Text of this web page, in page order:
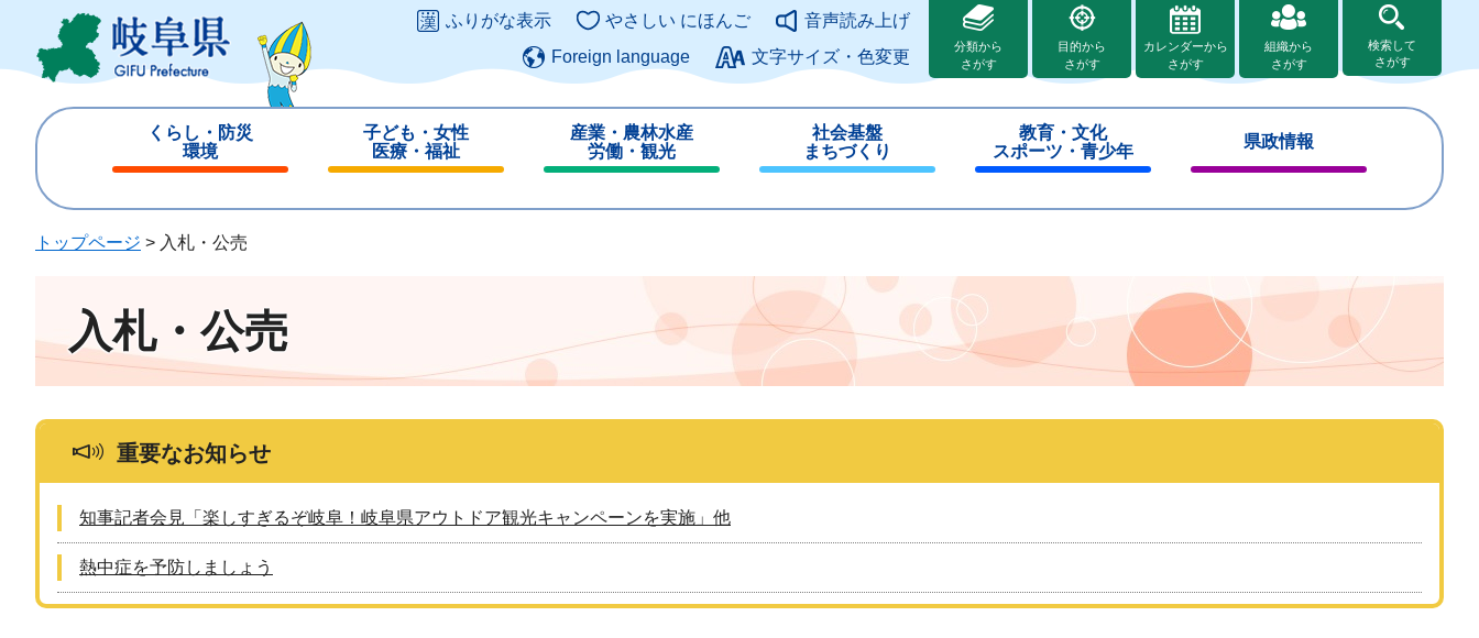
ジ
ュ
このページの本文へ
ふりがな表示 やさしい にほんご
音声読み上げ
Foreign language
文字サイズ・色変更
分類から
さがす
目的から
さがす
カレンダーから
さがす
組織から
さがす
検索して
さがす
くらし・防災
環境
じ
子ども・女性
医療・福祉
じ
産業・農林水産
労働・観光
じ
社会基盤
まちづくり
じ
教育・文化
スポーツ・青少年
じ
県政情報
じ
トップページ > 入札・公売
入札・公売
重要なお知らせ
知事記者会見「楽しすぎるぞ岐阜！岐阜県アウトドア観光キャンペーンを実施」他
熱中症を予防しましょう